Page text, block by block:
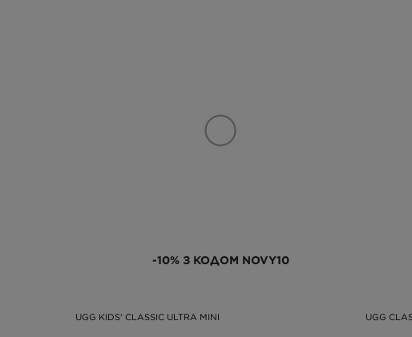
-10% З КОДОМ NOVY10
UGG KIDS' CLASSIC ULTRA MINI UGG